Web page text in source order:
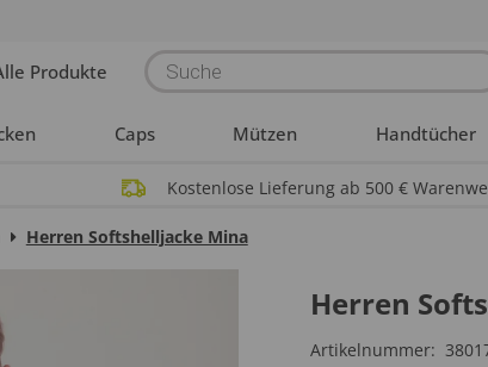
Produkte Products
search
Caps Mützen Handtücher
Kostenlose Lieferung ab 500 €
Herren Softshelljacke Mina
Herren
Artikelnummer: